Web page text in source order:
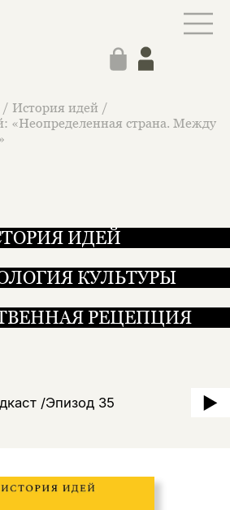
/ История идей /
«Неопределенная страна. Между
ИДЕЙ
КУЛЬТУРЫ
РЕЦЕПЦИЯ
/Эпизод 35